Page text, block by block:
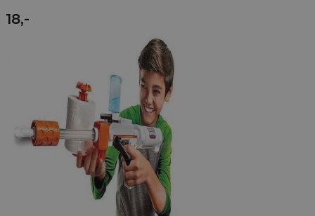
18,-